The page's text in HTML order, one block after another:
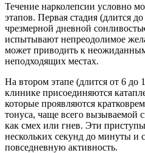
Течение нарколепсии условно
этапов. Первая стадия (длится
чрезмерной дневной
испытывают непреодолимое
может приводить к
неподходящих местах.
На втором этапе (длится от 6 до
клинике присоединяются
которые проявляются
тонуса, чаще всего
как смех или гнев. Эти
нескольких секунд до минуты и
повседневную активность.